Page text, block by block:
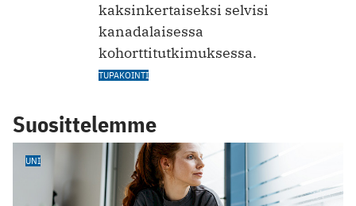
kaksinkertaiseksi selvisi
kanadalaisessa
kohorttitutkimuksessa.
TUPAKOINTI
Suosittelemme
UNI